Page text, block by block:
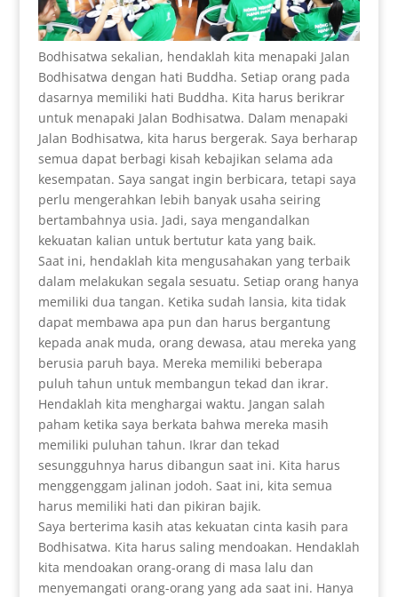
Bodhisatwa sekalian, hendaklah kita menapaki Jalan
Bodhisatwa dengan hati Buddha. Setiap orang pada
dasarnya memiliki hati Buddha. Kita harus berikrar
untuk menapaki Jalan Bodhisatwa. Dalam menapaki
Jalan Bodhisatwa, kita harus bergerak. Saya berharap
semua dapat berbagi kisah kebajikan selama ada
kesempatan. Saya sangat ingin berbicara, tetapi saya
perlu mengerahkan lebih banyak usaha seiring
bertambahnya usia. Jadi, saya mengandalkan
kekuatan kalian untuk bertutur kata yang baik.
Saat ini, hendaklah kita mengusahakan yang terbaik
dalam melakukan segala sesuatu. Setiap orang hanya
memiliki dua tangan. Ketika sudah lansia, kita tidak
dapat membawa apa pun dan harus bergantung
kepada anak muda, orang dewasa, atau mereka yang
berusia paruh baya. Mereka memiliki beberapa
puluh tahun untuk membangun tekad dan ikrar.
Hendaklah kita menghargai waktu. Jangan salah
paham ketika saya berkata bahwa mereka masih
memiliki puluhan tahun. Ikrar dan tekad
sesungguhnya harus dibangun saat ini. Kita harus
menggenggam jalinan jodoh. Saat ini, kita semua
harus memiliki hati dan pikiran bajik.
Saya berterima kasih atas kekuatan cinta kasih para
Bodhisatwa. Kita harus saling mendoakan. Hendaklah
kita mendoakan orang-orang di masa lalu dan
menyemangati orang-orang yang ada saat ini. Hanya